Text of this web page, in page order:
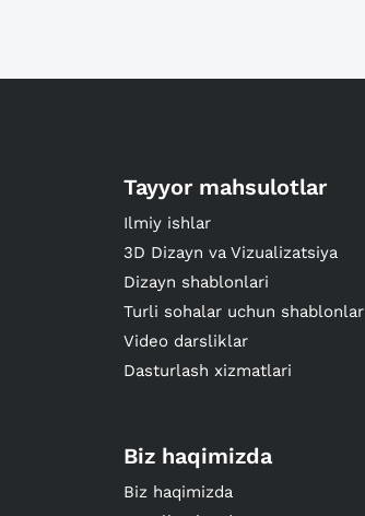
Tayyor mahsulotlar
Ilmiy ishlar
3D Dizayn va Vizualizatsiya
Dizayn shablonlari
Turli sohalar uchun shablonlar
Video darsliklar
Dasturlash xizmatlari
Biz haqimizda
Biz haqimizda